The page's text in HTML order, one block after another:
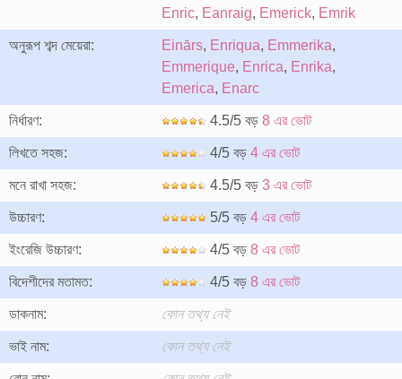
Enric, Eanraig, Emerick, Emrik
অনুরূপ শব্দ মেয়েরা: Einārs, Enriqua, Emmerika,
Emmerique, Enrica, Enrika,
Emerica, Enarc
নির্ধারণ: 4.5/5 বড় 8 এর ভোট
লিখতে সহজ: 4/5 বড় 4 এর ভোট
মনে রাখা সহজ: 4.5/5 বড় 3 এর ভোট
উচ্চারণ: 5/5 বড় 4 এর ভোট
ইংরেজি উচ্চারণ: 4/5 বড় 8 এর ভোট
বিদেশীদের মতামত: 4/5 বড় 8 এর ভোট
ডাকনাম: কোন তথ্য নেই
ভাই নাম: কোন তথ্য নেই